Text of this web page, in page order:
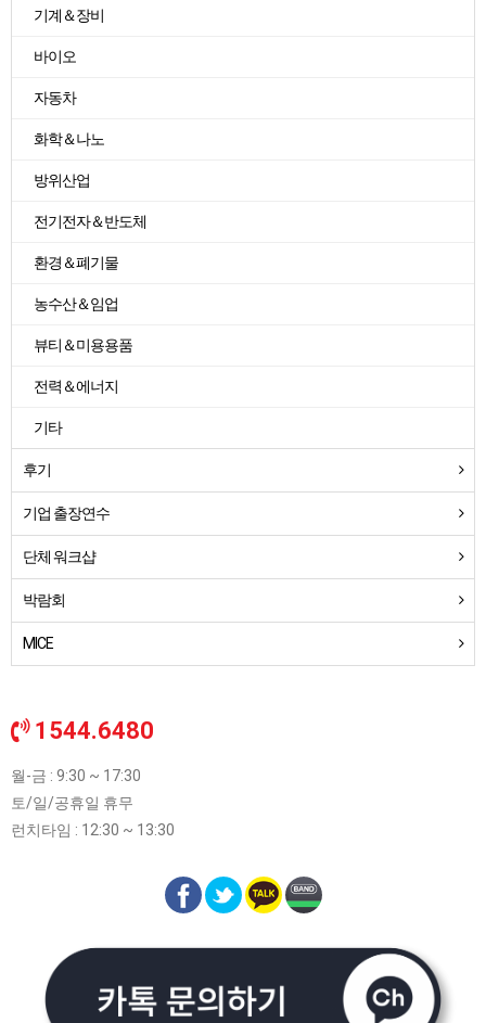
기계＆장비
바이오
자동차
화학＆나노
방위산업
전기전자＆반도체
환경＆폐기물
농수산＆임업
뷰티＆미용용품
전력＆에너지
기타
후기
기업 출장연수
단체 워크샵
박람회
MICE
1544.6480
월-금 : 9:30 ~ 17:30
토/일/공휴일 휴무
런치타임 : 12:30 ~ 13:30